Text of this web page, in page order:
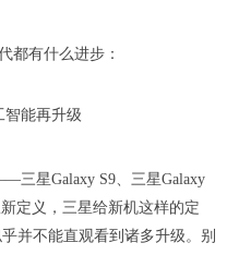
都有什么进步：
三星Galaxy S9、三星Galaxy
新定义，三星给新机这样的定
并不能直观看到诸多升级。别